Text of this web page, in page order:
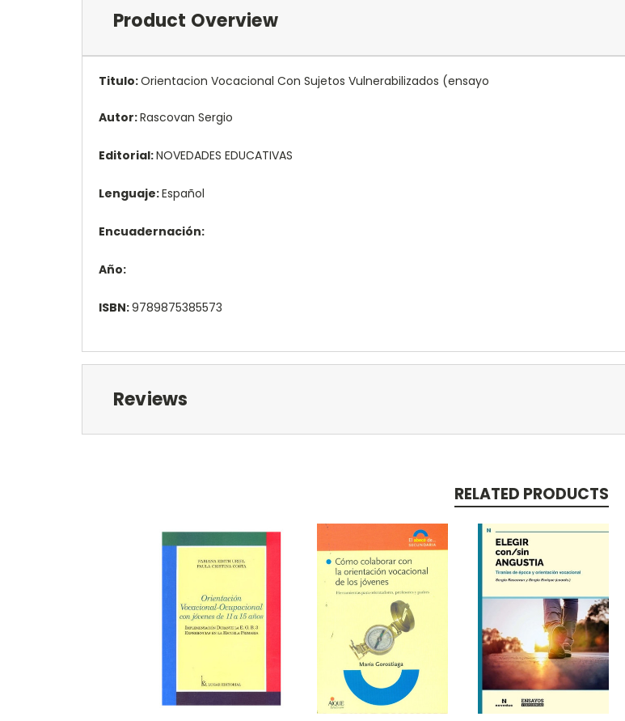
Product Overview
Titulo:Orientacion Vocacional Con Sujetos Vulnerabilizados (ensayo
Autor:Rascovan Sergio
Editorial:NOVEDADES EDUCATIVAS
Lenguaje:Español
Encuadernación:
Año:
ISBN:9789875385573
Reviews
RELATED PRODUCTS